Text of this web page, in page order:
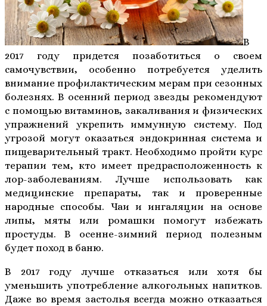
В
2017 году придется позаботиться о своем
самочувствии, особенно потребуется уделить
внимание профилактическим мерам при сезонных
болезнях. В осенний период звезды рекомендуют
с помощью витаминов, закаливания и физических
упражнений укрепить иммунную систему. Под
угрозой могут оказаться эндокринная система и
пищеварительный тракт. Необходимо пройти курс
терапии тем, кто имеет предрасположенность к
лор-заболеваниям. Лучше использовать как
медицинские препараты, так и проверенные
народные способы. Чаи и ингаляции на основе
липы, мяты или ромашки помогут избежать
простуды. В осенне-зимний период полезным
будет поход в баню.
В 2017 году лучше отказаться или хотя бы
уменьшить употребление алкогольных напитков.
Даже во время застолья всегда можно отказаться